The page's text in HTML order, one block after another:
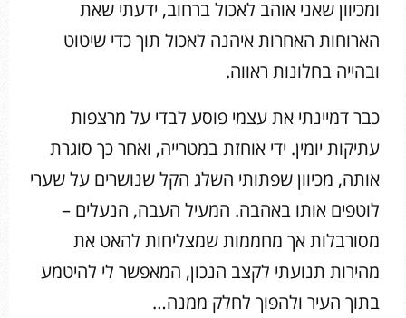
ומכיוון שאני אוהב לאכול ברחוב, ידעתי שאת
הארוחות האחרות איהנה לאכול תוך כדי שיטוט
ובהייה בחלונות ראווה.
כבר דמיינתי את עצמי פוסע לבדי על מרצפות
עתיקות יומין. ידי אוחזת במטרייה, ואחר כך סוגרת
אותה, מכיוון שפתותי השלג הקל שנושרים על שערי
לוטפים אותו באהבה. המעיל העבה, הנעלים –
מסורבלות אך מחממות שמצליחות להאט את
מהירות תנועתי לקצב הנכון, המאפשר לי להיטמע
בתוך העיר ולהפוך לחלק ממנה…